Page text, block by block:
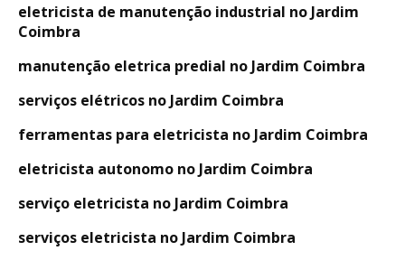
eletricista de manutenção industrial no Jardim
Coimbra
manutenção eletrica predial no Jardim Coimbra
serviços elétricos no Jardim Coimbra
ferramentas para eletricista no Jardim Coimbra
eletricista autonomo no Jardim Coimbra
serviço eletricista no Jardim Coimbra
serviços eletricista no Jardim Coimbra